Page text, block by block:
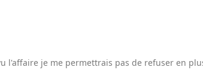
l'affaire je me permettrais pas de refuser en